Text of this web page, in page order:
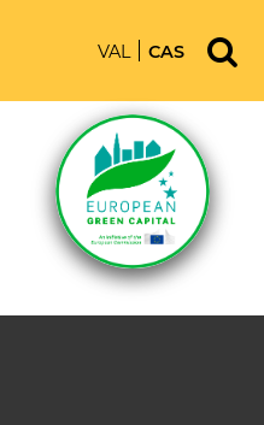
VAL CAS